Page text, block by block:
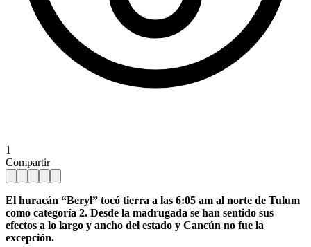
1
Compartir
El huracán “Beryl” tocó tierra a las 6:05 am al norte de Tulum
como categoría 2. Desde la madrugada se han sentido sus
efectos a lo largo y ancho del estado y Cancún no fue la
excepción.